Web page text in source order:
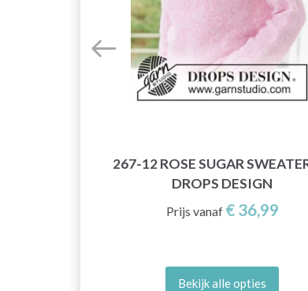
267-12 ROSE SUGAR
DROPS DESIGN
Prijs vanaf € 36,99
Bekijk alle opties